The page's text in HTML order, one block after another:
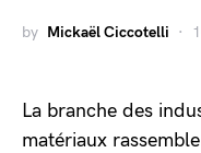
by Mickaël Ciccotelli
La branche des
matériaux